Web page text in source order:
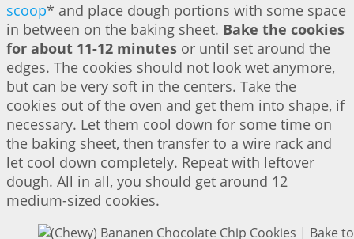
scoop* and place dough portions with some space
in between on the baking sheet. Bake the cookies
for about 11-12 minutes or until set around the
edges. The cookies should not look wet anymore,
but can be very soft in the centers. Take the
cookies out of the oven and get them into shape, if
necessary. Let them cool down for some time on
the baking sheet, then transfer to a wire rack and
let cool down completely. Repeat with leftover
dough. All in all, you should get around 12
medium-sized cookies.